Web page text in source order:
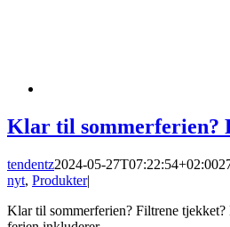
Klar til sommerferien?
tendentz2024-05-27T07:22:54+02:00
nyt, Produkter|
Klar til sommerferien? Filtrene